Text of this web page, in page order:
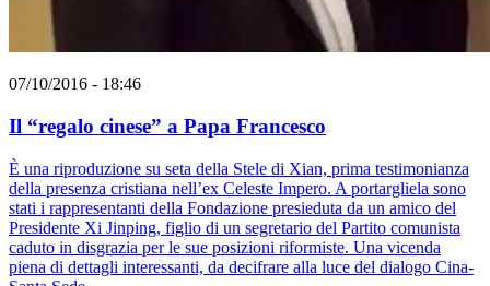
07/10/2016 - 18:46
Il “regalo cinese” a Papa Francesco
È una riproduzione su seta della Stele di Xian, prima testimonianza
della presenza cristiana nell’ex Celeste Impero. A portargliela sono
stati i rappresentanti della Fondazione presieduta da un amico del
Presidente Xi Jinping, figlio di un segretario del Partito comunista
caduto in disgrazia per le sue posizioni riformiste. Una vicenda
piena di dettagli interessanti, da decifrare alla luce del dialogo Cina-